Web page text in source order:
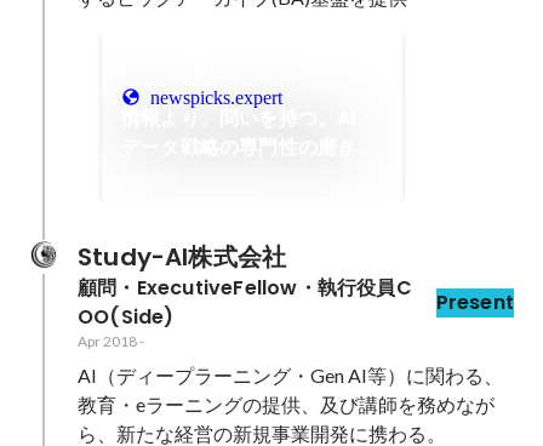
newspicks.expert
Study-AI株式会社
顧問・ExecutiveFellow・執行役員C
OO(Side)
Present
Apr 2018-
AI（ディープラーニング・Gen AI等）に関わる、
教育・eラーニングの提供、及び講師を務めなが
ら、新たな経営の新規事業開発に携わる。